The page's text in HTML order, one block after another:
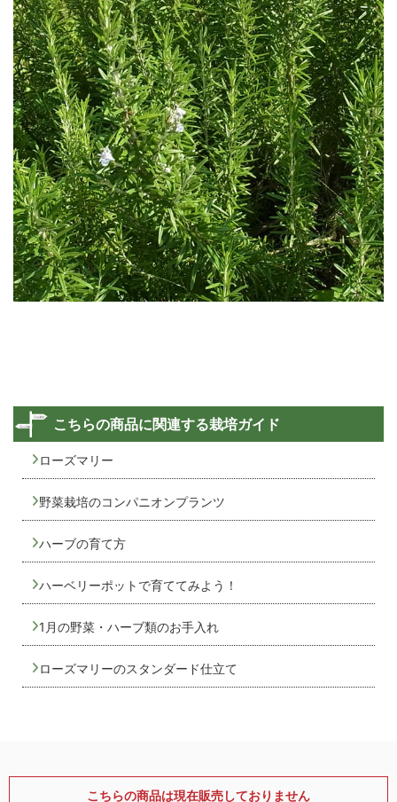
こちらの商品に関連する栽培ガイド
ローズマリー
野菜栽培のコンパニオンプランツ
ハーブの育て方
ハーベリーポットで育ててみよう！
1月の野菜・ハーブ類のお手入れ
ローズマリーのスタンダード仕立て
こちらの商品は現在販売しておりません